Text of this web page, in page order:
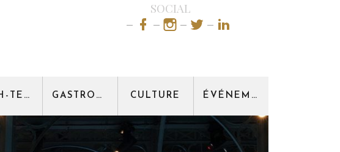
SOCIAL
HIGH-TECH GASTRONOMIE CULTURE ÉVÉNEMENT